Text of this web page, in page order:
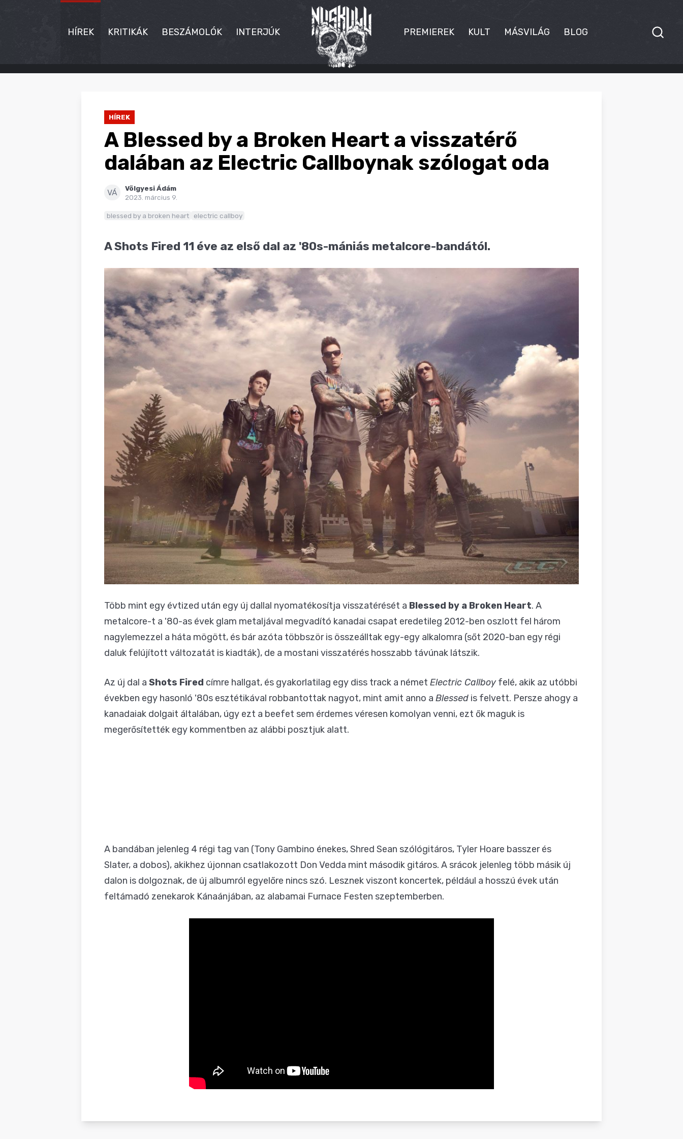
HÍREK KRITIKÁK BESZÁMOLÓK INTERJÚK PREMIEREK KULT MÁSVILÁG BLOG
HÍREK
HÍREK
A Blessed by a Broken Heart a visszatérő
dalában az Electric Callboynak szólogat oda
VÁ
Völgyesi Ádám
2023. március 9.
blessed by a broken heart electric callboy
A Shots Fired 11 éve az első dal az '80s-mániás metalcore-bandától.
Több mint egy évtized után egy új dallal nyomatékosítja visszatérését a Blessed by a Broken Heart. A
metalcore-t a '80-as évek glam metaljával megvadító kanadai csapat eredetileg 2012-ben oszlott fel három
nagylemezzel a háta mögött, és bár azóta többször is összeálltak egy-egy alkalomra (sőt 2020-ban egy régi
daluk felújított változatát is kiadták), de a mostani visszatérés hosszabb távúnak látszik.
Az új dal a Shots Fired címre hallgat, és gyakorlatilag egy diss track a német Electric Callboyfelé, akik az utóbbi
években egy hasonló '80s esztétikával robbantottak nagyot, mint amit anno a Blessed is felvett. Persze ahogy a
kanadaiak dolgait általában, úgy ezt a beefet sem érdemes véresen komolyan venni, ezt ők maguk is
megerősítették egy kommentben az alábbi posztjuk alatt.
A bandában jelenleg 4 régi tag van (Tony Gambino énekes, Shred Sean szólógitáros, Tyler Hoare basszer és
Slater, a dobos), akikhez újonnan csatlakozott Don Vedda mint második gitáros. A srácok jelenleg több másik új
dalon is dolgoznak, de új albumról egyelőre nincs szó. Lesznek viszont koncertek, például a hosszú évek után
feltámadó zenekarok Kánaánjában, az alabamai Furnace Festen szeptemberben.